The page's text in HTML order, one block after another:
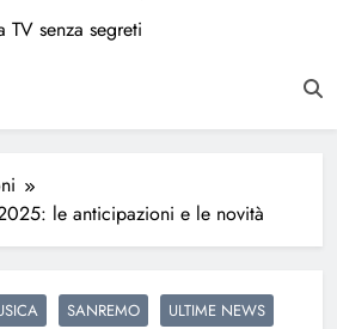
TV senza segreti
le anticipazioni e le novità
SANREMO ULTIME NEWS